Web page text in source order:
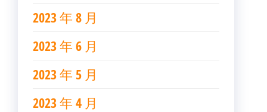
2023 年 8 月
2023 年 6 月
2023 年 5 月
2023 年 4 月